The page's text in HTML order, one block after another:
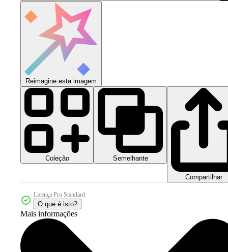
Reimagine esta imagem
Coleção Semelhante
Compartilhar
Licença Pro Standard
O que é isto?
Mais informações